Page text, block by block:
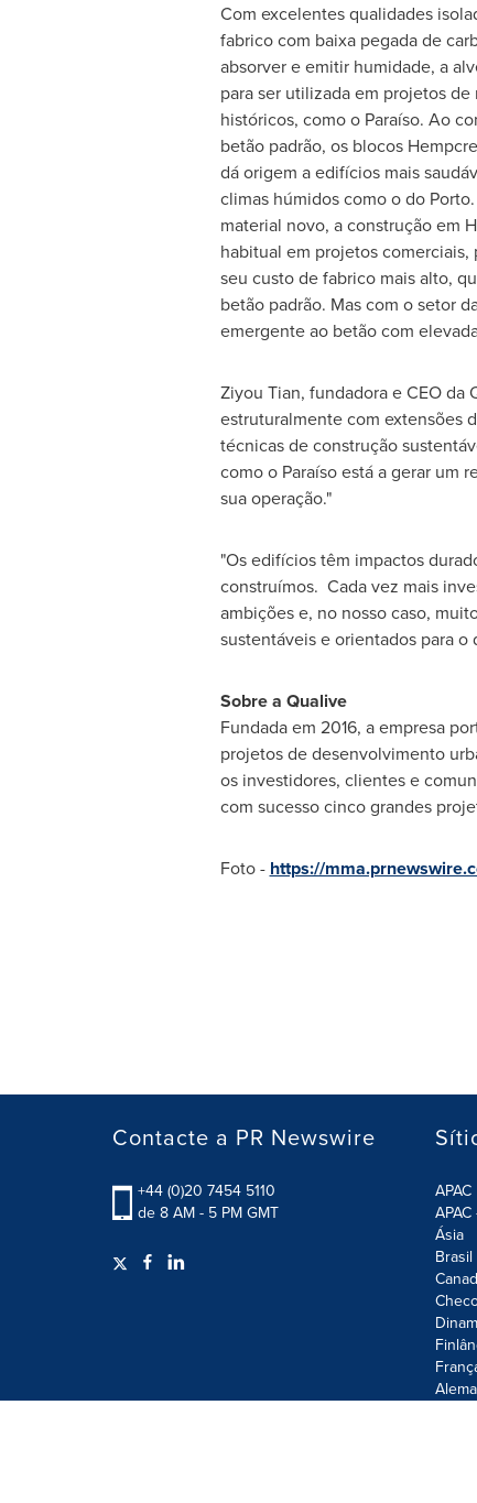
Com excelentes qualidades
fabrico com baixa pegada de
absorver e emitir humidade, a
para ser utilizada em projetos
históricos, como o Paraíso. Ao
betão padrão, os blocos
dá origem a edifícios mais
climas húmidos como o do Porto
material novo, a construção em
habitual em projetos
seu custo de fabrico mais alto,
betão padrão. Mas com o setor
emergente ao betão com
Ziyou Tian, fundadora e CEO
estruturalmente com extensões
técnicas de construção
como o Paraíso está a gerar um
sua operação."
"Os edifícios têm impactos
construímos. Cada vez mais
ambições e, no nosso caso,
sustentáveis e orientados para o
Sobre a Qualive
Fundada em 2016, a empresa
projetos de desenvolvimento
os investidores, clientes e
com sucesso cinco grandes
Foto - https://
Contacte a PR Newswire
+44 (0)20 7454 5110
de 8 AM - 5 PM GMT
APAC
Ásia
Brasil